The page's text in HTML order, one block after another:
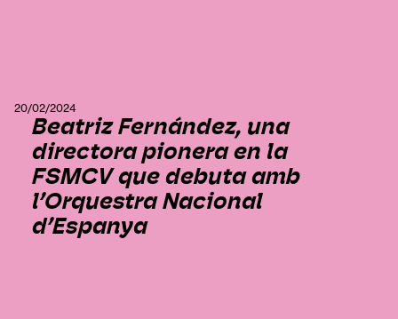
20/02/2024
Beatriz Fernández, una
directora pionera en la
FSMCV que debuta amb
l’Orquestra Nacional
d’Espanya